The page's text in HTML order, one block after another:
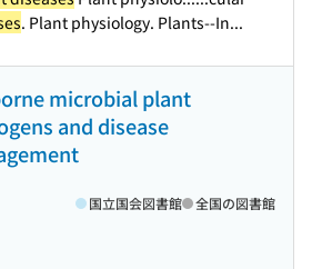
. Plant physiology. Plants--In...
microbial plant
and disease
国立国会図書館 全国の図書館